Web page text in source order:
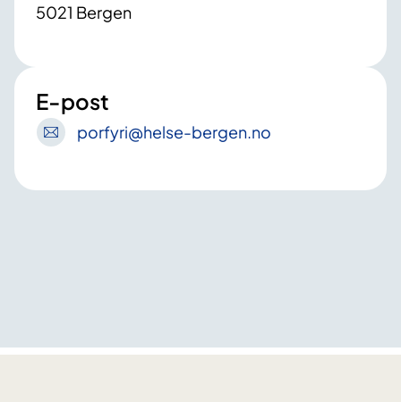
5021 Bergen
E-post
porfyri@helse-bergen.no